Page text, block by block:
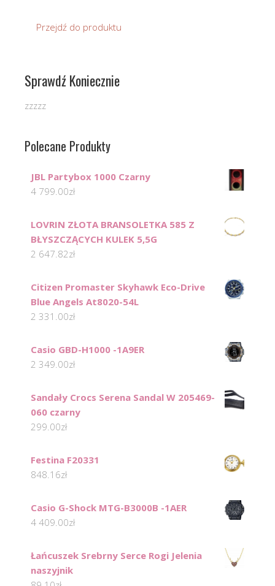
Przejdź do produktu
Sprawdź Koniecznie
zzzzz
Polecane Produkty
JBL Partybox 1000 Czarny
4 799.00zł
LOVRIN ZŁOTA BRANSOLETKA 585 Z
BŁYSZCZĄCYCH KULEK 5,5G
2 647.82zł
Citizen Promaster Skyhawk Eco-Drive
Blue Angels At8020-54L
2 331.00zł
Casio GBD-H1000 -1A9ER
2 349.00zł
Sandały Crocs Serena Sandal W 205469-
060 czarny
299.00zł
Festina F20331
848.16zł
Casio G-Shock MTG-B3000B -1AER
4 409.00zł
Łańcuszek Srebrny Serce Rogi Jelenia
naszyjnik